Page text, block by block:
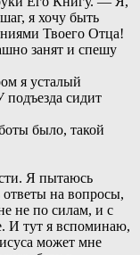
я хочу быть
Твоего Отца!
занят и спешу
я усталый
подъезда сидит
было, такой
Я пытаюсь
на вопросы,
не по силам, и с
И тут я вспоминаю,
может мне